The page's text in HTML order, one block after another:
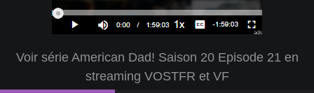
ads
Voir série American Dad! Saison 20 Episode 21 en
streaming VOSTFR et VF